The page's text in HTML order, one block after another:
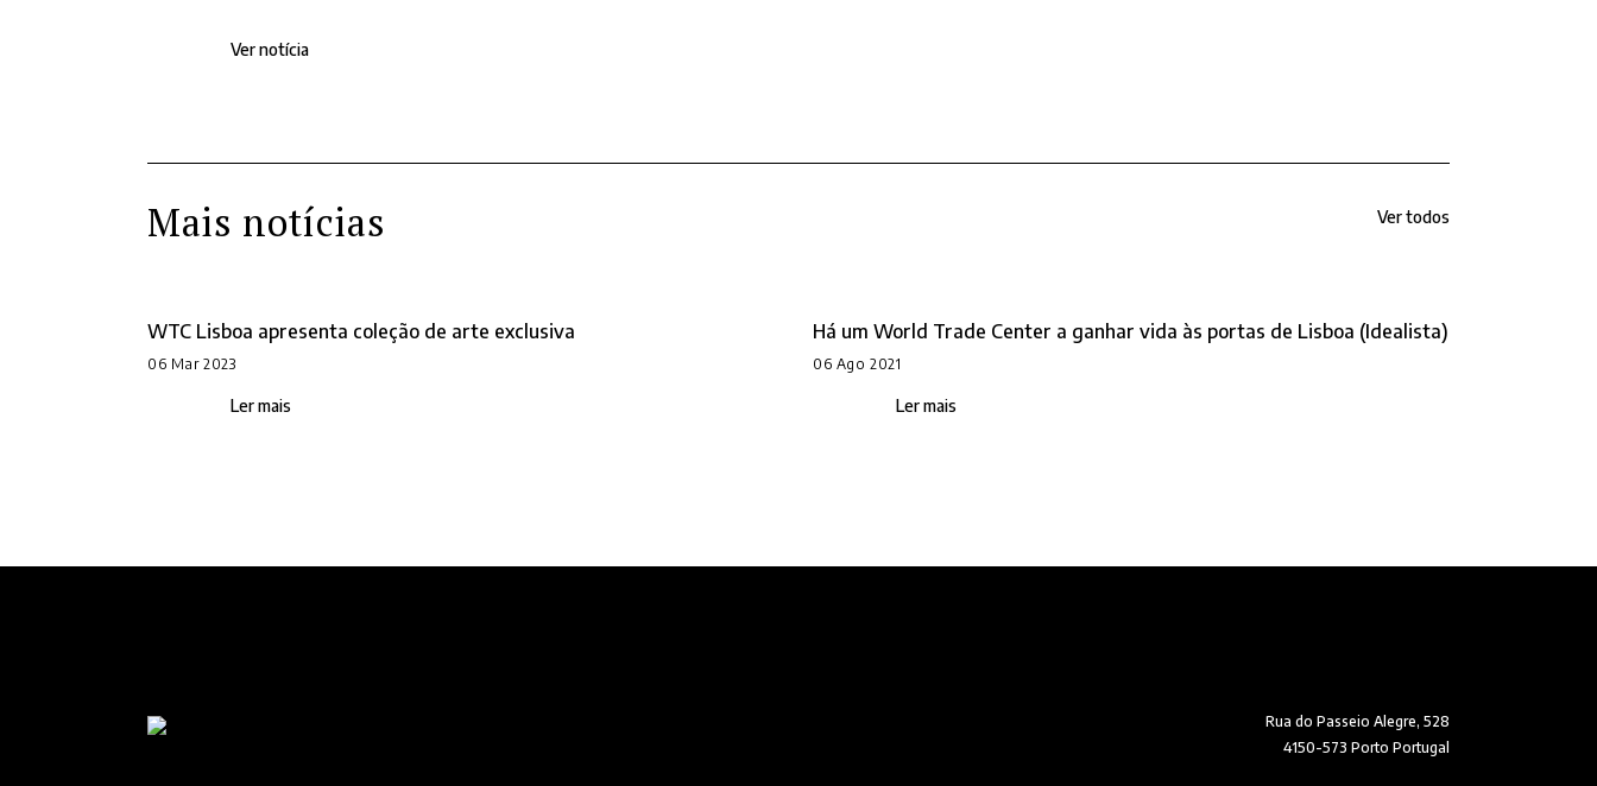
Ver notícia
Mais notícias Ver todos
WTC Lisboa apresenta coleção de arte exclusiva
06 Mar 2023
Ler mais
Há um World Trade Center a ganhar vida às portas de Lisboa (Idealista)
06 Ago 2021
Ler mais
Rua do Passeio Alegre, 528
4150-573 Porto Portugal